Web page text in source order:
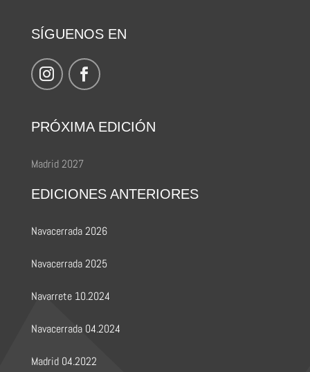
SÍGUENOS EN
PRÓXIMA EDICIÓN
Madrid 2027
EDICIONES ANTERIORES
Navacerrada 2026
Navacerrada 2025
Navarrete 10.2024
Navacerrada 04.2024
Madrid 04.2022